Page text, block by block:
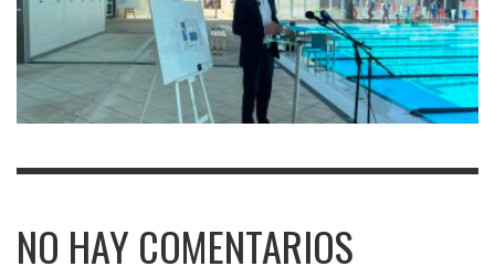
NO HAY COMENTARIOS